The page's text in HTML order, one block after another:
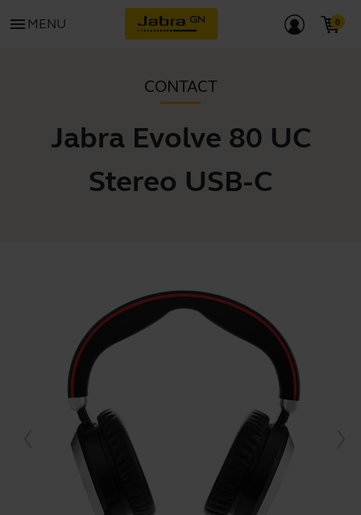
menu MENU
CONTACT
Jabra Evolve 80 UC
Stereo USB-C